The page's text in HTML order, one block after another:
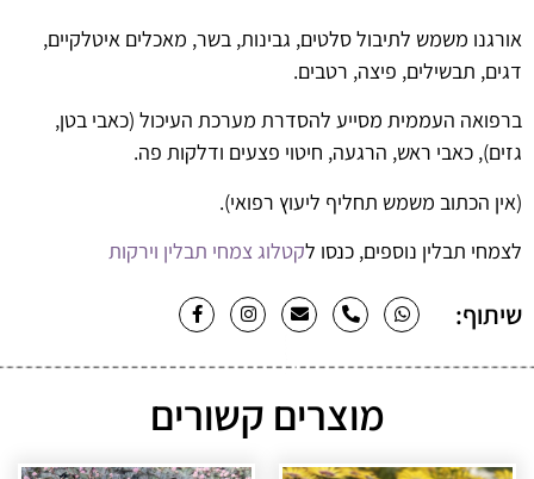
אורגנו משמש לתיבול סלטים, גבינות, בשר, מאכלים איטלקיים,
דגים, תבשילים, פיצה, רטבים.
ברפואה העממית מסייע להסדרת מערכת העיכול (כאבי בטן,
גזים), כאבי ראש, הרגעה, חיטוי פצעים ודלקות פה.
(אין הכתוב משמש תחליף ליעוץ רפואי).
לצמחי תבלין נוספים, כנסו לקטלוג צמחי תבלין וירקות
שיתוף:
מוצרים קשורים